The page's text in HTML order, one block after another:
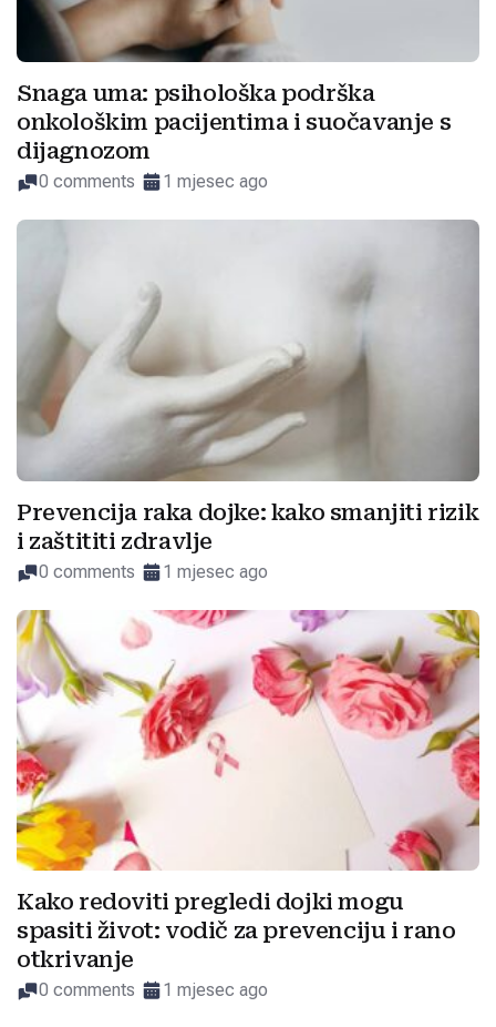
Snaga uma: psihološka podrška
onkološkim pacijentima i suočavanje s
dijagnozom
0 comments 1 mjesec ago
Prevencija raka dojke: kako smanjiti rizik
i zaštititi zdravlje
0 comments 1 mjesec ago
Kako redoviti pregledi dojki mogu
spasiti život: vodič za prevenciju i rano
otkrivanje
0 comments 1 mjesec ago